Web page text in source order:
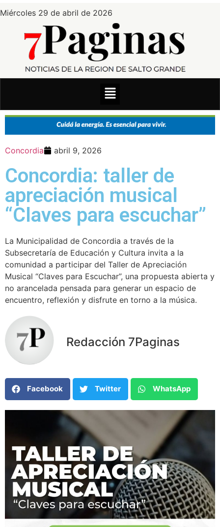
Miércoles 29 de abril de 2026
Concordia abril 9, 2026
Concordia: taller de
apreciación musical
“Claves para escuchar”
La Municipalidad de Concordia a través de la
Subsecretaría de Educación y Cultura invita a la
comunidad a participar del Taller de Apreciación
Musical “Claves para Escuchar”, una propuesta abierta y
no arancelada pensada para generar un espacio de
encuentro, reflexión y disfrute en torno a la música.
Redacción 7Paginas
Facebook Twitter WhatsApp